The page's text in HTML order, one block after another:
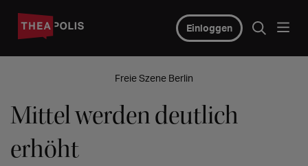
Einloggen
Freie Szene Berlin
Mittel werden deutlich
erhöht